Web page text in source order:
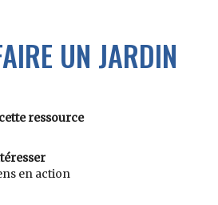
UN JARDIN
ressource
en action